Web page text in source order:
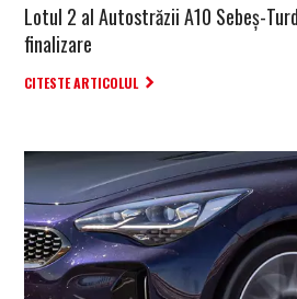
Lotul 2 al Autostrăzii A10 Sebeș-
finalizare
CITESTE ARTICOLUL